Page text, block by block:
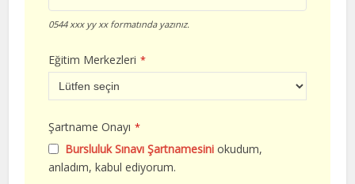
0544 xxx yy xx formatında yazınız.
Eğitim Merkezleri *
Şartname Onayı *
Bursluluk Sınavı Şartnamesini okudum,
anladım, kabul ediyorum.